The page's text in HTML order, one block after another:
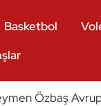
Basketbol
Özbaş